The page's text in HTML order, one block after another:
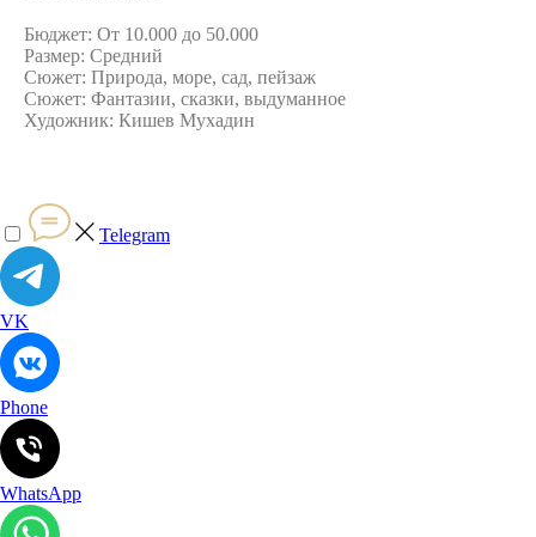
Бюджет: От 10.000 до 50.000
Размер: Средний
Сюжет: Природа, море, сад, пейзаж
Сюжет: Фантазии, сказки, выдуманное
Художник: Кишев Мухадин
Telegram
VK
Phone
WhatsApp